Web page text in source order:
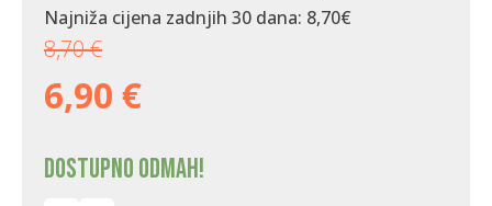
Najniža cijena zadnjih 30 dana: 8,70€
8,70€
6,90 €
Dostupno odmah!